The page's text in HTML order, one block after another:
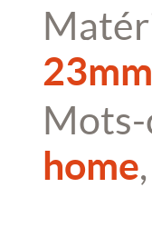
23mm
Mots-
home,